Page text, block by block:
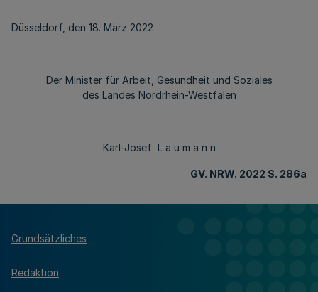
Düsseldorf, den 18. März 2022
Der Minister für Arbeit, Gesundheit und Soziales
des Landes Nordrhein-Westfalen
Karl-Josef L a u m a n n
GV. NRW. 2022 S. 286a
Grundsätzliches
Redaktion